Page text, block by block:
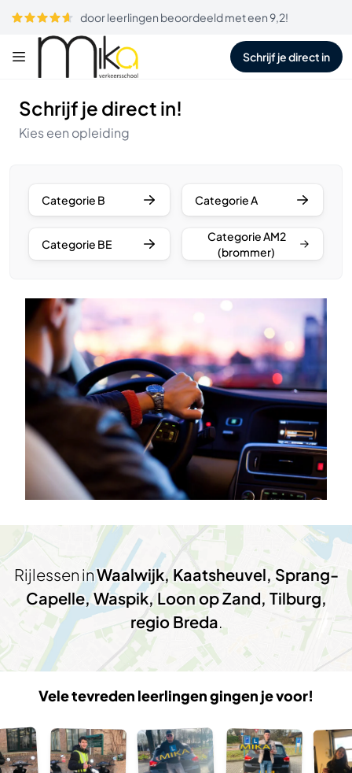
door leerlingen beoordeeld met een 9,2!
Schrijf je direct in
Schrijf je direct in!
Kies een opleiding
Categorie B Categorie A
Categorie BE
Categorie AM2
(brommer)
Rijlessen inWaalwijk, Kaatsheuvel, Sprang-
Capelle, Waspik, Loon op Zand, Tilburg,
regio Breda
Vele tevreden leerlingen gingen je voor!